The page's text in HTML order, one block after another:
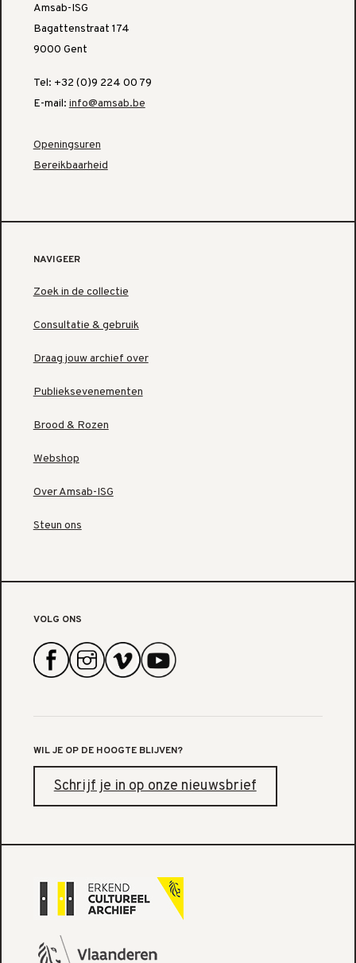
Amsab-ISG
Bagattenstraat 174
9000 Gent
Tel: +32 (0)9 224 00 79
E-mail: info@amsab.be
Openingsuren
Bereikbaarheid
NAVIGEER
Zoek in de collectie
Consultatie & gebruik
Draag jouw archief over
Publieksevenementen
Brood & Rozen
Webshop
Over Amsab-ISG
Steun ons
VOLG ONS
WIL JE OP DE HOOGTE BLIJVEN?
Schrijf je in op onze nieuwsbrief